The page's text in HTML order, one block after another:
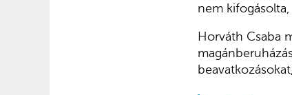
nem
Horváth Csaba
beavatkozásokat,